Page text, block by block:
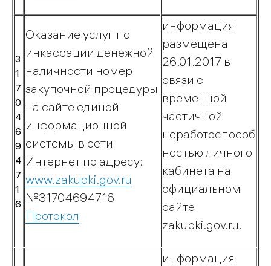
работы
Юридическим
лицам
Газификация
Догазификация
Техобслуживание
газового
оборудования
Тарифы
Правила
газом
3
1
7
0
4
6
9
4
7
1
6
Оказание услуг по
инкассации денежной
наличности номер
закупочной процедуры
на сайте единой
информационной
системы в сети
Интернет по адресу:
www.zakupki.gov.ru
№31704694716
Протокол
информация
размещена
26.01.2017 в
связи с
временной
частичной
неработоспособ
ностью личного
кабинета на
официальном
сайте
zakupki.gov.ru.
информация